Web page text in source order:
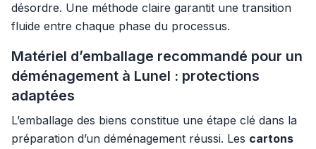
désordre. Une méthode claire garantit une transition
fluide entre chaque phase du processus.
Matériel d’emballage recommandé pour un
déménagement à Lunel : protections
adaptées
L’emballage des biens constitue une étape clé dans la
préparation d’un déménagement réussi. Les cartons